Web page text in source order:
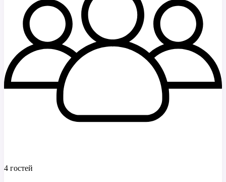
4 гостей